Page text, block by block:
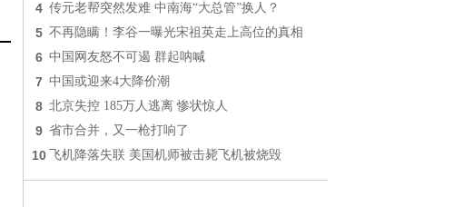
4 传元老帮突然发难 中南海“大总管”换人？
5 不再隐瞒！李谷一曝光宋祖英走上高位的真相
6 中国网友怒不可遏 群起呐喊
7 中国或迎来4大降价潮
8 北京失控 185万人逃离 惨状惊人
9 省市合并，又一枪打响了
10 飞机降落失联 美国机师被击毙飞机被烧毁